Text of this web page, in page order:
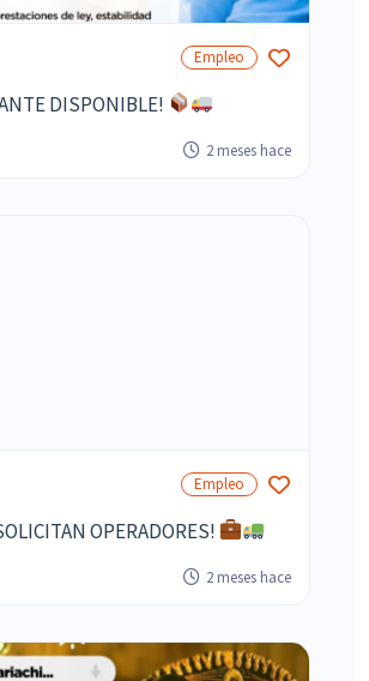
Empleo
DISPONIBLE!
2 meses hace
Empleo
OPERADORES!
2 meses hace